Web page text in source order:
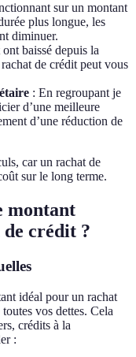
sur un montant
plus longue, les
diminuer.
baissé depuis la
de crédit peut vous
: En regroupant je
d’une meilleure
d’une réduction de
car un rachat de
sur le long terme.
montant
crédit ?
idéal pour un rachat
vos dettes. Cela
crédits à la
: